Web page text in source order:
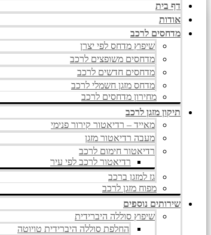
דף בית
אודות
מדחסים לרכב
שיפוץ מדחס לפי יצרן
מדחסים משופצים לרכב
מדחסים חדשים לרכב
מדחס מזגן חשמלי לרכב
מחירון מדחסים לרכב
תיקון מזגן לרכב
מאייד – רדיאטור קירור פנימי
מעבה רדיאטור מזגן
רדיאטור חימום לרכב
רדיאטור לרכב לפי עיר
גז למזגן ברכב
מפוח מזגן לרכב
שירותים נוספים
שיפוץ סוללה היברידית
החלפת סוללה היברידית טויוטה